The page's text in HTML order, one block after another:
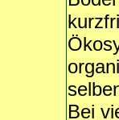
Bei